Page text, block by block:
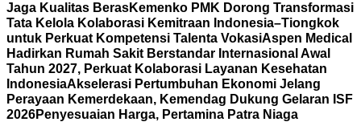
Jaga Kualitas BerasKemenko PMK Dorong Transformasi
Tata Kelola Kolaborasi Kemitraan Indonesia–Tiongkok
untuk Perkuat Kompetensi Talenta VokasiAspen Medical
Hadirkan Rumah Sakit Berstandar Internasional Awal
Tahun 2027, Perkuat Kolaborasi Layanan Kesehatan
IndonesiaAkselerasi Pertumbuhan Ekonomi Jelang
Perayaan Kemerdekaan, Kemendag Dukung Gelaran ISF
2026Penyesuaian Harga, Pertamina Patra Niaga